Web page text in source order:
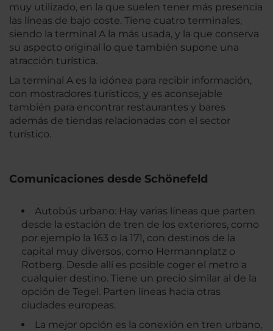
muy utilizado, en la que suelen tener más presencia
las líneas de bajo coste. Tiene cuatro terminales,
siendo la terminal A la más usada, y la que conserva
su aspecto original lo que también supone una
atracción turística.
La terminal A es la idónea para recibir información,
con mostradores turísticos, y es aconsejable
también para encontrar restaurantes y bares
además de tiendas relacionadas con el sector
turístico.
Comunicaciones desde Schönefeld
Autobús urbano: Hay varias líneas que parten
desde la estación de tren de los exteriores, como
por ejemplo la 163 o la 171, con destinos de la
capital muy diversos, como Hermannplatz o
Rotberg. Desde allí es posible coger el metro a
cualquier destino. Tiene un precio similar al de la
opción de Tegel. Parten líneas hacia otras
ciudades europeas.
La mejor opción es la conexión en tren urbano,